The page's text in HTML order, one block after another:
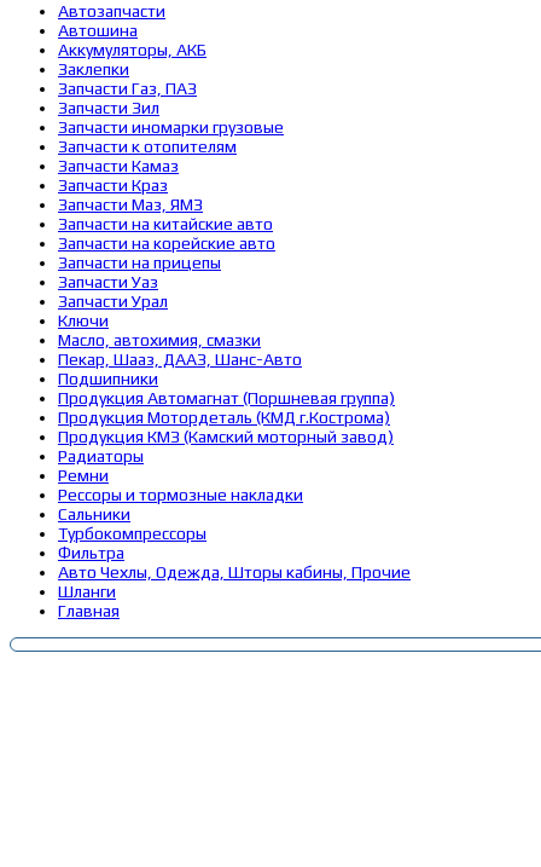
Автозапчасти
Автошина
Аккумуляторы, АКБ
Заклепки
Запчасти Газ, ПАЗ
Запчасти Зил
Запчасти иномарки грузовые
Запчасти к отопителям
Запчасти Камаз
Запчасти Краз
Запчасти Маз, ЯМЗ
Запчасти на китайские авто
Запчасти на корейские авто
Запчасти на прицепы
Запчасти Уаз
Запчасти Урал
Ключи
Масло, автохимия, смазки
Пекар, Шааз, ДААЗ, Шанс-Авто
Подшипники
Продукция Автомагнат (Поршневая группа)
Продукция Мотордеталь (КМД г.Кострома)
Продукция КМЗ (Камский моторный завод)
Радиаторы
Ремни
Рессоры и тормозные накладки
Сальники
Турбокомпрессоры
Фильтра
Авто Чехлы, Одежда, Шторы кабины, Прочие
Шланги
Главная